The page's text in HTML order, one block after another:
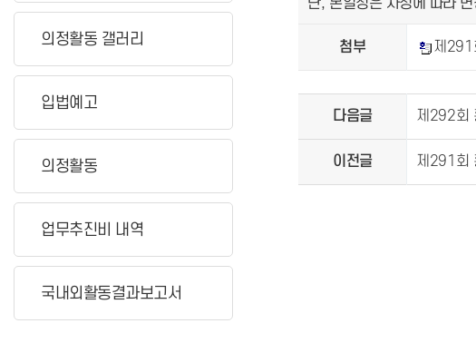
의정활동 갤러리
입법예고
의정활동
업무추진비 내역
국내외활동결과보고서
단, 본일정은 사정에 따라
첨부 제291
다음글 제292회
이전글 제291회